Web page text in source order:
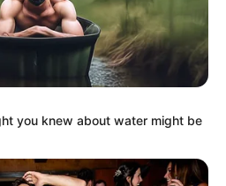
you knew about water might be